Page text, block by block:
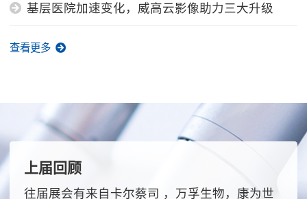
基层医院加速变化，威高云影像助力三大升级
查看更多
上届回顾
往届展会有来自卡尔蔡司 ，万孚生物，康为世